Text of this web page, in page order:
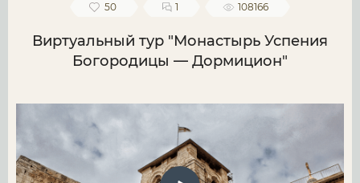
50 1 108166
Виртуальный тур "Монастырь Успения
Богородицы — Дормицион"